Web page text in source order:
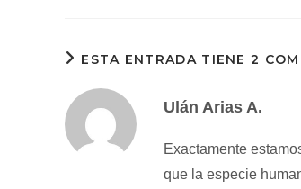
ESTA ENTRADA TIENE 2
Ulán Arias A.
Exactamente
que la especie